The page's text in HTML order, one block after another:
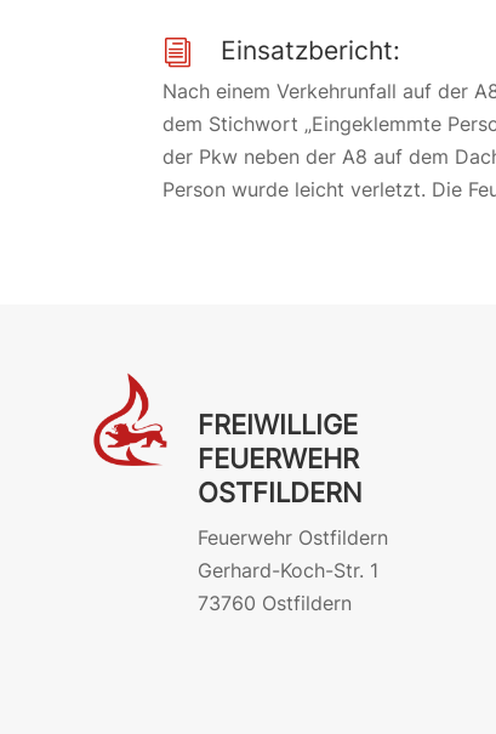
i Einsatzbericht:
Nach einem Verkehrunfall auf der
dem Stichwort „Eingeklemmte
der Pkw neben der A8 auf dem
Person wurde leicht verletzt. Die
FREIWILLIGE
FEUERWEHR
OSTFILDERN
Feuerwehr Ostfildern
Gerhard-Koch-Str. 1
73760 Ostfildern